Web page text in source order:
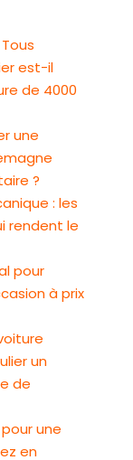
est-il
de 4000
une
?
: les
rendent le
pour
à prix
un
de
une
en